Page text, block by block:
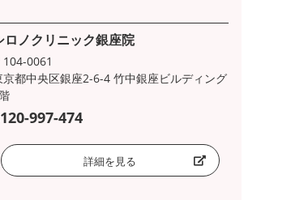
ロノクリニック銀座院
104-0061
京都中央区銀座2-6-4 竹中銀座ビルディング
997-474
詳細を見る